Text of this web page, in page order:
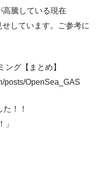
騰している現在
しています。ご参考に
グ【まとめ】
posts/OpenSea_GAS
！！
」